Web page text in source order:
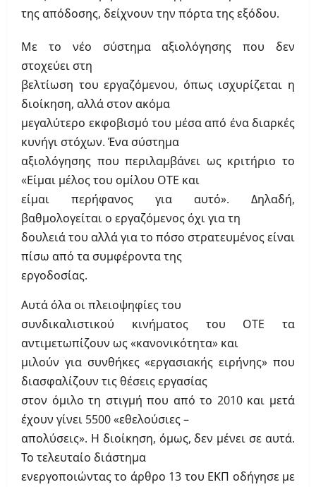
της απόδοσης, δείχνουν την πόρτα της εξόδου.
Με το νέο σύστημα αξιολόγησης που δεν
στοχεύει στη
βελτίωση του εργαζόμενου, όπως ισχυρίζεται η
διοίκηση, αλλά στον ακόμα
μεγαλύτερο εκφοβισμό του μέσα από ένα διαρκές
κυνήγι στόχων. Ένα σύστημα
αξιολόγησης που περιλαμβάνει ως κριτήριο το
«Είμαι μέλος του ομίλου ΟΤΕ και
είμαι περήφανος για αυτό». Δηλαδή,
βαθμολογείται ο εργαζόμενος όχι για τη
δουλειά του αλλά για το πόσο στρατευμένος είναι
πίσω από τα συμφέροντα της
εργοδοσίας.
Αυτά όλα οι πλειοψηφίες του
συνδικαλιστικού κινήματος του ΟΤΕ τα
αντιμετωπίζουν ως «κανονικότητα» και
μιλούν για συνθήκες «εργασιακής ειρήνης» που
διασφαλίζουν τις θέσεις εργασίας
στον όμιλο τη στιγμή που από το 2010 και μετά
έχουν γίνει 5500 «εθελούσιες –
απολύσεις». Η διοίκηση, όμως, δεν μένει σε αυτά.
Το τελευταίο διάστημα
ενεργοποιώντας το άρθρο 13 του ΕΚΠ οδήγησε με